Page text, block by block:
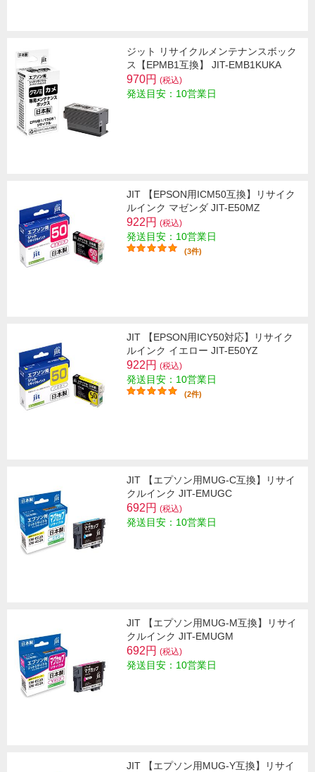
ジット リサイクルメンテナンスボック
ス【EPMB1互換】 JIT-EMB1KUKA
970円 (税込)
発送目安：10営業日
JIT 【EPSON用ICM50互換】リサイク
ルインク マゼンダ JIT-E50MZ
922円 (税込)
発送目安：10営業日
(3件)
JIT 【EPSON用ICY50対応】リサイク
ルインク イエロー JIT-E50YZ
922円 (税込)
発送目安：10営業日
(2件)
JIT 【エプソン用MUG-C互換】リサイ
クルインク JIT-EMUGC
692円 (税込)
発送目安：10営業日
JIT 【エプソン用MUG-M互換】リサイ
クルインク JIT-EMUGM
692円 (税込)
発送目安：10営業日
JIT 【エプソン用MUG-Y互換】リサイ